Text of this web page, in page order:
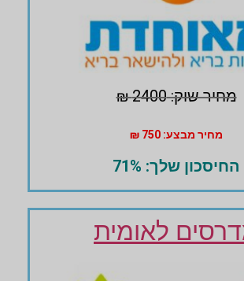
מחיר שוק: 2400 ₪
מחיר מבצע: 750 ₪
החיסכון שלך: 71%
לאומית